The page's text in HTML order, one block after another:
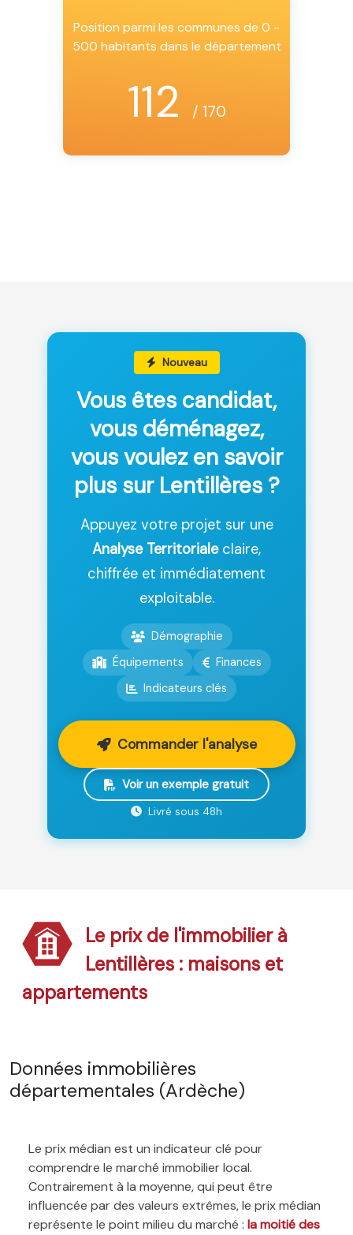
Position parmi les communes de 0 -
500 habitants dans le département
112 / 170
Nouveau
Vous êtes candidat,
vous déménagez,
vous voulez en savoir
plus sur Lentillères ?
Appuyez votre projet sur une
Analyse Territorialeclaire,
chiffrée et immédiatement
exploitable.
Démographie
Équipements
Finances
Indicateurs clés
Commander l'analyse
Voir un exemple gratuit
Livré sous 48h
Le prix de l'immobilier à
Lentillères : maisons et
appartements
Données immobilières
départementales (Ardèche)
Le prix médian est un indicateur clé pour
comprendre le marché immobilier local.
Contrairement à la moyenne, qui peut être
influencée par des valeurs extrêmes, le prix médian
représente le point milieu du marché : la moitié des